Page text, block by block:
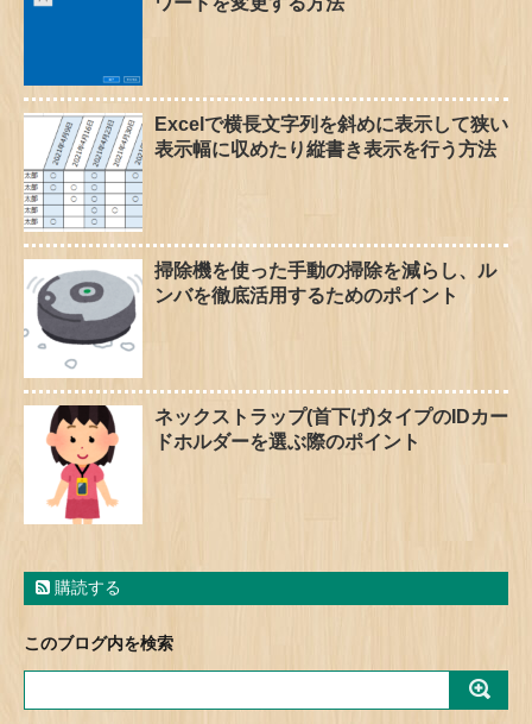
Excelで横長文字列を斜めに表示して狭い
表示幅に収めたり縦書き表示を行う方法
掃除機を使った手動の掃除を減らし、ル
ンバを徹底活用するためのポイント
ネックストラップ(首下げ)タイプのIDカー
ドホルダーを選ぶ際のポイント
購読する
このブログ内を検索